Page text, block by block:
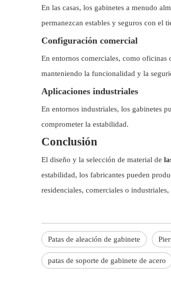
En las casas, los gabinetes a menudo
permanezcan estables y seguros con el
Configuración comercial
En entornos comerciales, como oficinas
manteniendo la funcionalidad y la
Aplicaciones industriales
En entornos industriales, los gabinetes
comprometer la estabilidad.
Conclusión
El diseño y la selección de material de
estabilidad, los fabricantes pueden
residenciales, comerciales o
Patas de aleación de gabinete
patas de soporte de gabinete de acero